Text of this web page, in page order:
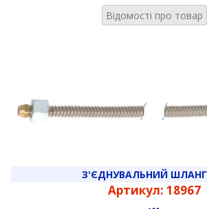
Відомості про товар
З'ЄДНУВАЛЬНИЙ ШЛАНГ
Артикул: 18967